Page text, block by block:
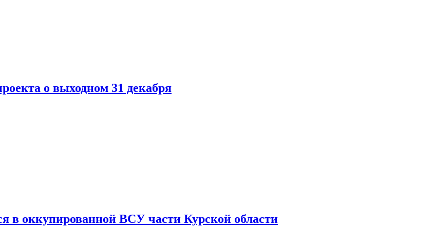
о выходном 31 декабря
в оккупированной ВСУ части Курской области